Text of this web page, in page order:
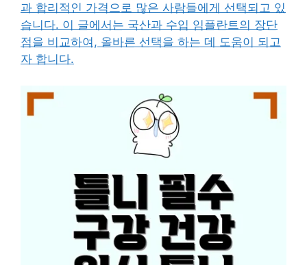
과 합리적인 가격으로 많은 사람들에게 선택되고 있
습니다. 이 글에서는 국산과 수입 임플란트의 장단
점을 비교하여, 올바른 선택을 하는 데 도움이 되고
자 합니다.